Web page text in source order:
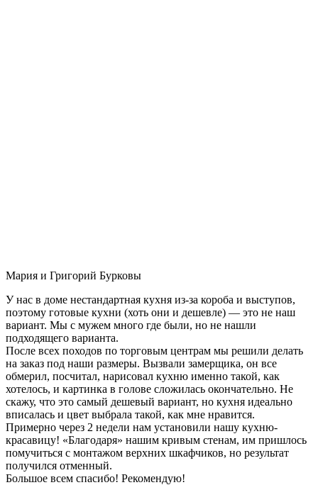
Мария и Григорий Бурковы
У нас в доме нестандартная кухня из-за короба и выступов,
поэтому готовые кухни (хоть они и дешевле) — это не наш
вариант. Мы с мужем много где были, но не нашли
подходящего варианта.
После всех походов по торговым центрам мы решили делать
на заказ под наши размеры. Вызвали замерщика, он все
обмерил, посчитал, нарисовал кухню именно такой, как
хотелось, и картинка в голове сложилась окончательно. Не
скажу, что это самый дешевый вариант, но кухня идеально
вписалась и цвет выбрала такой, как мне нравится.
Примерно через 2 недели нам установили нашу кухню-
красавицу! «Благодаря» нашим кривым стенам, им пришлось
помучиться с монтажом верхних шкафчиков, но результат
получился отменный.
Большое всем спасибо! Рекомендую!